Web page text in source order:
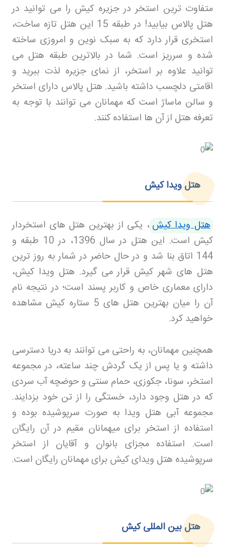
متفاوت ترین استخر در جزیره کیش را می توانید در
هتل پالاس بیابید! در طبقه 15 این هتل تازه ساخت،
استخری قرار دارد که به سبک نوین و امروزی ساخته
شده و سرریز است. شما در بالاترین طبقه هتل می
توانید علاوه بر استخر، از نمای جزیره لذت ببرید و
اقامتی دلچسب داشته باشید. هتل پالاس دارای استخر
و سالن ماساژ است که مهمانان می توانند با توجه به
تعرفه هتل از آن ها استفاده کنند.
هتل ویدا کیش
هتل ویدا کیش ، یکی از بهترین هتل های استخردار
کیش است. این هتل در سال 1396، در 10 طبقه و
144 اتاق بنا شد و در حال حاضر در شمار به روز ترین
هتل های شهر کیش قرار می گیرد. هتل ویدا کیش،
دارای معماری خاص و کاربر پسند است؛ در نتیجه نام
آن را میان بهترین هتل های 5 ستاره کیش مشاهده
خواهید کرد.
همچنین مهمانان، به راحتی می توانند به دریا دسترسی
داشته و یا پس از یک گردش چند ساعته، در مجموعه
استخر، سونا، جکوزی، حمام سنتی و حوضچه آب سردی
که در هتل وجود دارد، خستگی را از تن خود بزدایند.
مجموعه آبی هتل ویدا به صورت سرپوشیده بوده و
استفاده از استخر برای میهمانان مقیم در آن رایگان
است. استفاده مجزای بانوان و آقایان از استخر
سرپوشیده هتل ویدای کیش برای مهمانان رایگان است.
هتل بین المللی کیش